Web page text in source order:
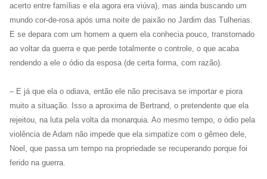
acerto entre famílias e ela agora era viúva), mas ainda buscando um
mundo cor-de-rosa após uma noite de paixão no Jardim das Tulherias.
E se depara com um homem a quem ela conhecia pouco, transtornado
ao voltar da guerra e que perde totalmente o controle, o que acaba
rendendo a ele o ódio da esposa (de certa forma, com razão).
– E já que ela o odiava, então ele não precisava se importar e piora
muito a situação. Isso a aproxima de Bertrand, o pretendente que ela
rejeitou, na luta pela volta da monarquia. Ao mesmo tempo, o ódio pela
violência de Adam não impede que ela simpatize com o gêmeo dele,
Noel, que passa um tempo na propriedade se recuperando porque foi
ferido na guerra.